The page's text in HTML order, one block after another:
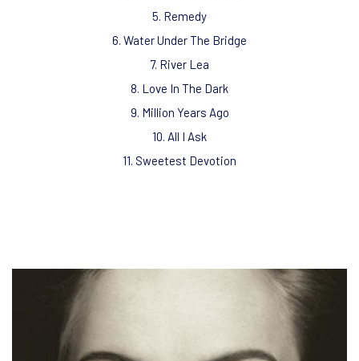
5. Remedy
6. Water Under The Bridge
7. River Lea
8. Love In The Dark
9. Million Years Ago
10. All I Ask
11. Sweetest Devotion